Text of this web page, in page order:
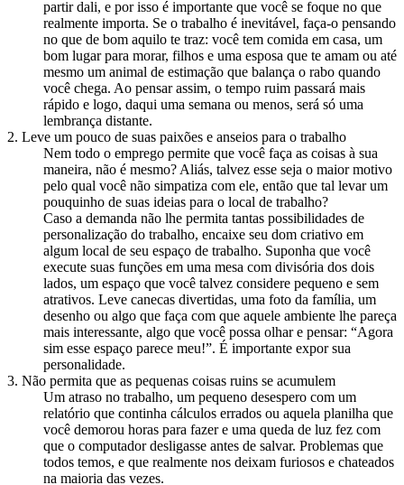
partir dali, e por isso é importante que você se foque no que
realmente importa. Se o trabalho é inevitável, faça-o pensando
no que de bom aquilo te traz: você tem comida em casa, um
bom lugar para morar, filhos e uma esposa que te amam ou até
mesmo um animal de estimação que balança o rabo quando
você chega. Ao pensar assim, o tempo ruim passará mais
rápido e logo, daqui uma semana ou menos, será só uma
lembrança distante.
2. Leve um pouco de suas paixões e anseios para o trabalho
Nem todo o emprego permite que você faça as coisas à sua
maneira, não é mesmo? Aliás, talvez esse seja o maior motivo
pelo qual você não simpatiza com ele, então que tal levar um
pouquinho de suas ideias para o local de trabalho?
Caso a demanda não lhe permita tantas possibilidades de
personalização do trabalho, encaixe seu dom criativo em
algum local de seu espaço de trabalho. Suponha que você
execute suas funções em uma mesa com divisória dos dois
lados, um espaço que você talvez considere pequeno e sem
atrativos. Leve canecas divertidas, uma foto da família, um
desenho ou algo que faça com que aquele ambiente lhe pareça
mais interessante, algo que você possa olhar e pensar: “Agora
sim esse espaço parece meu!”. É importante expor sua
personalidade.
3. Não permita que as pequenas coisas ruins se acumulem
Um atraso no trabalho, um pequeno desespero com um
relatório que continha cálculos errados ou aquela planilha que
você demorou horas para fazer e uma queda de luz fez com
que o computador desligasse antes de salvar. Problemas que
todos temos, e que realmente nos deixam furiosos e chateados
na maioria das vezes.